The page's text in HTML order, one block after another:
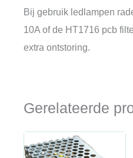
Bij gebruik ledlampen
10A of de HT1716 pcb
extra ontstoring.
Gerelateerde